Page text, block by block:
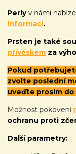
Perlyv námi
informací.
Prsten je také
přívěskem za
Pokud
zvolte poslední
uveďte prosím
Možnost pokovení
ochranu proti
Další parametry: